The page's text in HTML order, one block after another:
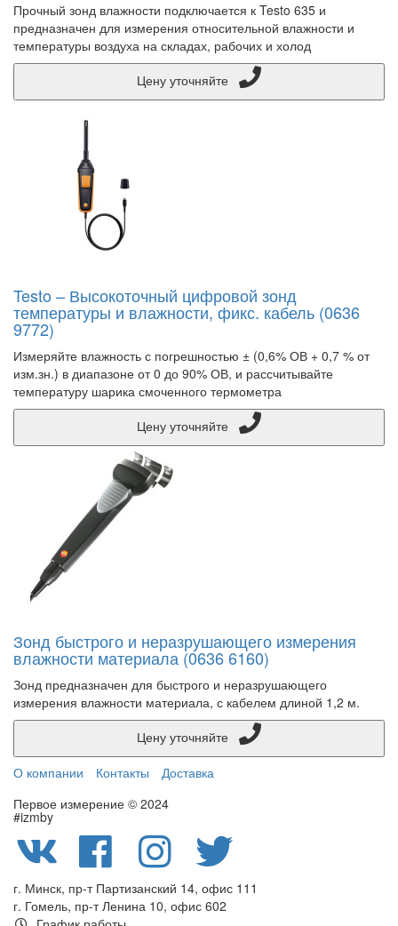
Прочный зонд влажности подключается к Testo 635 и
предназначен для измерения относительной влажности и
температуры воздуха на складах, рабочих и холод
Testo – Высокоточный цифровой зонд
температуры и влажности, фикс. кабель (0636
9772)
Измеряйте влажность с погрешностью ± (0,6% ОВ + 0,7 % от
изм.зн.) в диапазоне от 0 до 90% ОВ, и рассчитывайте
температуру шарика смоченного термометра
Зонд быстрого и неразрушающего измерения
влажности материала (0636 6160)
Зонд предназначен для быстрого и неразрушающего
измерения влажности материала, с кабелем длиной 1,2 м.
О компании
Контакты
Доставка
Первое измерение © 2024
#izmby
г. Минск, пр-т Партизанский 14, офис 111
г. Гомель, пр-т Ленина 10, офис 602